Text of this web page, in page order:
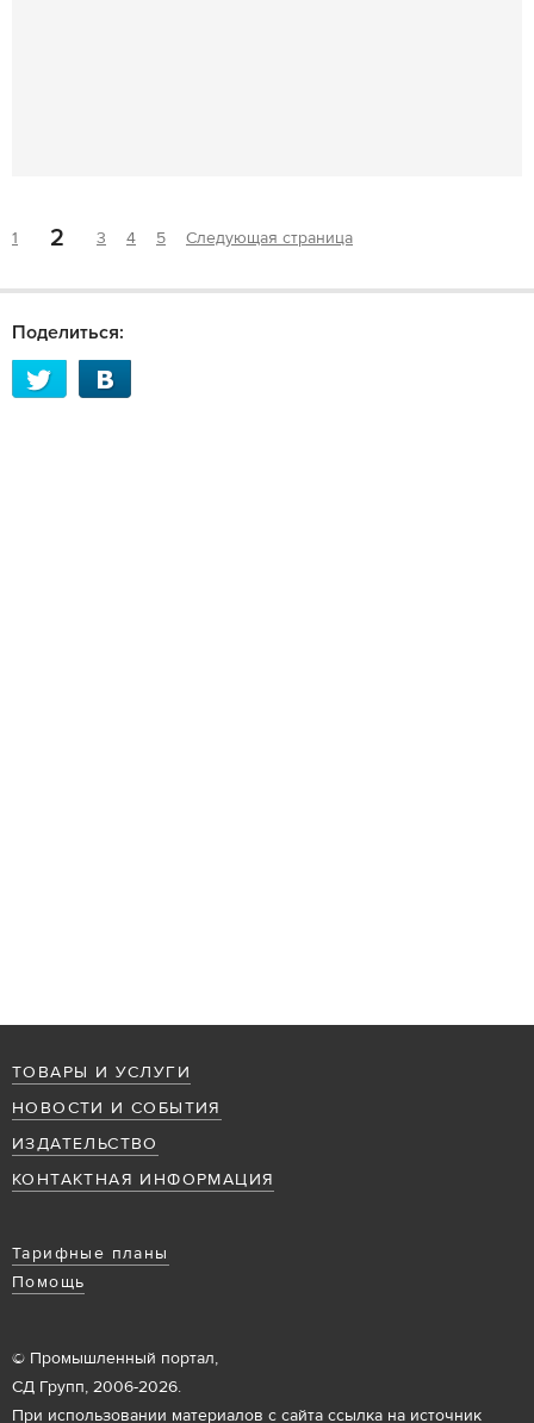
1 2 3 4 5 Следующая страница
Поделиться:
ТОВАРЫ И УСЛУГИ
НОВОСТИ И СОБЫТИЯ
ИЗДАТЕЛЬСТВО
КОНТАКТНАЯ ИНФОРМАЦИЯ
Тарифные планы
Помощь
© Промышленный портал,
СД Групп, 2006-2026.
При использовании материалов с сайта ссылка на источник